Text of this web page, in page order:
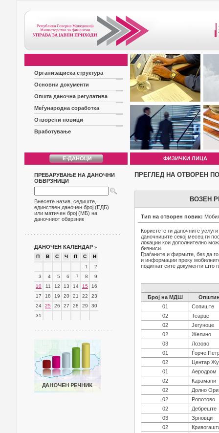
Организациска структура
Основни документи
Општа даночна регулатива
Меѓународна соработка
Отворени повици
Вработување
ФИЗИЧКИ ЛИЦА
ПРЕБАРУВАЊЕ НА ДАНОЧНИ
ОБВРЗНИЦИ
Внесете назив, седиште,
единствен даночен број (ЕДБ)
или матичен број (МБ) на
даночниот обврзник
ДАНОЧЕН КАЛЕНДАР »
П В С Ч П С
Н
1
2
3
4 5 6 7 8
9
10
11 12 13 14 15
16
17
18 19 20 21 22
23
24
25 26 27 28 29
30
31
ПРЕГЛЕД НА ОТВОРЕН
ВОЗЕН
Тип на отворен повик:
Користете ги даночните
даночниците секој месец ги
локации кои дополнително
бизниси.
Граѓаните и фирмите, без да
и информации преку
подигнат сите документи што
Број на МДШ
01
Сопиште
02
Теарце
02
Јегуноце
02
Желино
03
Лозово
01
Ѓорче
02
Центар
01
Аеродром
02
Карамани
02
Долно
02
Ропотово
02
Дебреште
03
Зрновци
02